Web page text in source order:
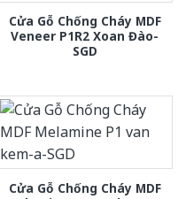
Cửa Gỗ Chống Cháy MDF
Veneer P1R2 Xoan Đào-
SGD
Cửa Gỗ Chống Cháy MDF